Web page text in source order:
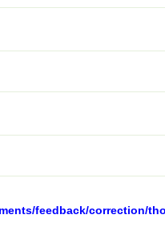
feedback/correction/